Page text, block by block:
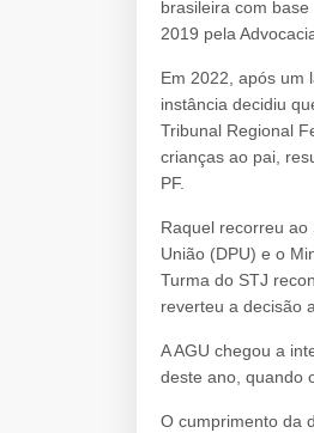
brasileira com
2019 pela
Em 2022, após um
instância decidiu
Tribunal Regional
crianças ao pai,
PF.
Raquel recorreu ao
União (DPU) e o
Turma do STJ
reverteu a decisão
A AGU chegou a
deste ano, quando
O cumprimento da